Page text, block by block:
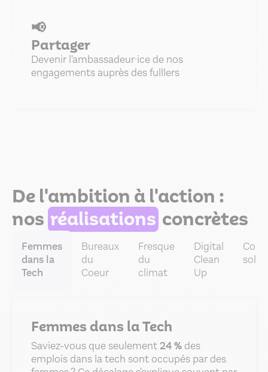
📢
Partager
Devenir l'ambassadeur·ice de nos
engagements auprès des fulllers
De l'ambition à l'action :
nos réalisations concrètes
Femmesdans la Tech
Saviez-vous que seulement 24 % des
emplois dans la tech sont occupés par des
Femmes
dans la
Tech
Bureaux
du
Coeur
Fresque
du
climat
Digital
Clean
Up